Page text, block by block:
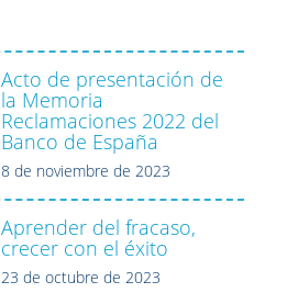
Acto de presentación de
la Memoria
Reclamaciones 2022 del
Banco de España
8 de noviembre de 2023
Aprender del fracaso,
crecer con el éxito
23 de octubre de 2023